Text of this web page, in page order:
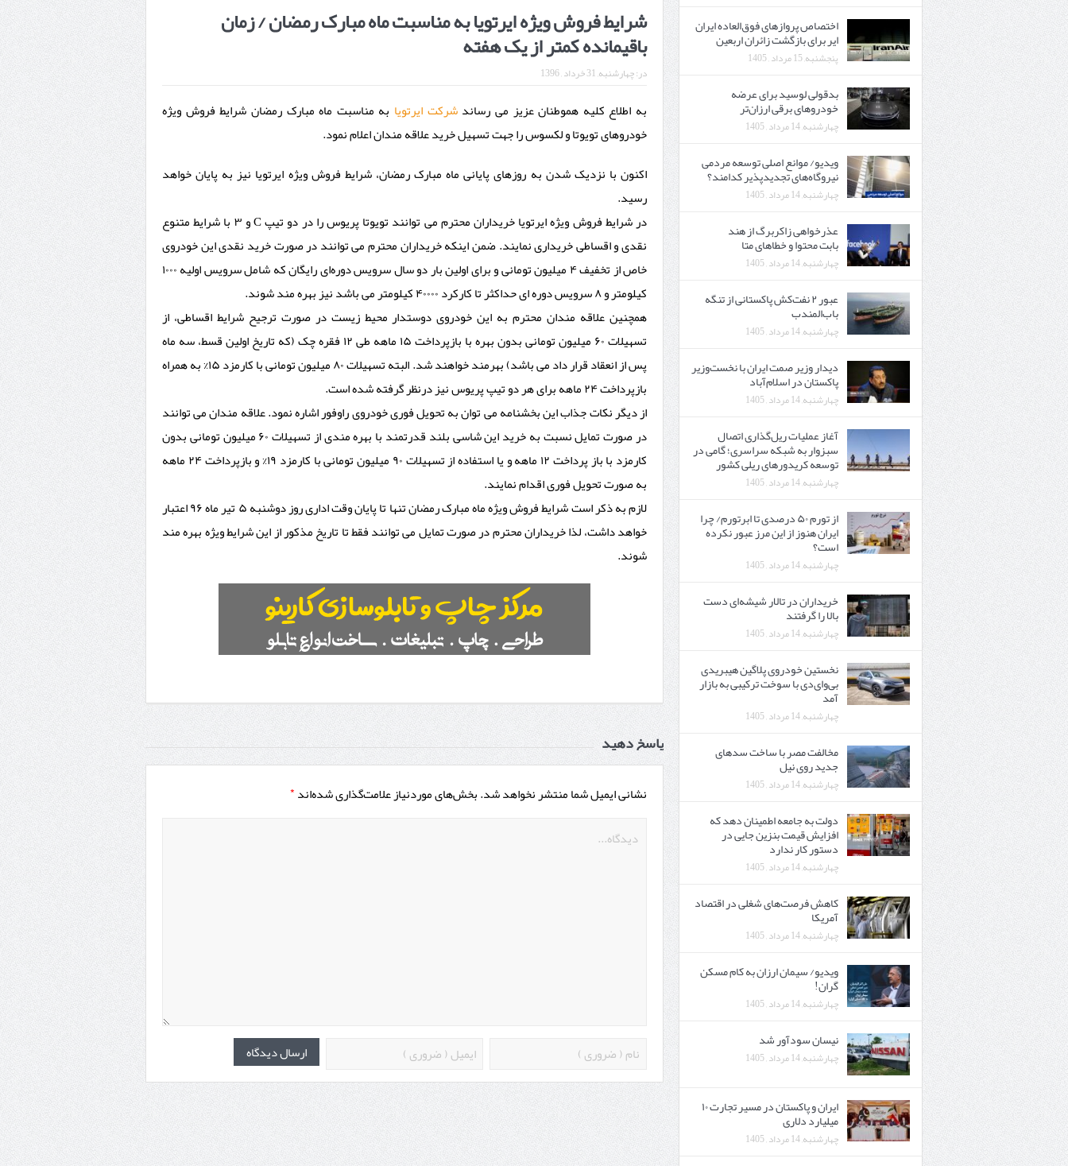
شرایط فروش ویژه ایرتویا به مناسبت ماه مبارک رمضان / زمان
باقیمانده کمتر از یک هفته
در:چهارشنبه, 31 خرداد , 1396
به اطلاع کلیه هموطنان عزیز می رساندشرکت ایرتویا به مناسبت ماه مبارک رمضان شرایط فروش ویژه
خودروهای تویوتا و لکسوس را جهت تسهیل خرید علاقه مندان اعلام نمود.
اکنون با نزدیک شدن به روزهای پایانی ماه مبارک رمضان، شرایط فروش ویژه ایرتویا نیز به پایان خواهد
رسید.
در شرایط فروش ویژه ایرتویا خریداران محترم می توانند تویوتا پریوس را در دو تیپ C و ۳ با شرایط متنوع
نقدی و اقساطی خریداری نمایند. ضمن اینکه خریداران محترم می توانند در صورت خرید نقدی این خودروی
خاص از تخفیف ۴ میلیون تومانی و برای اولین بار دو سال سرویس دوره‌ای رایگان که شامل سرویس اولیه ۱۰۰۰
کیلومتر و ۸ سرویس دوره ای حداکثر تا کارکرد ۴۰۰۰۰ کیلومتر می باشد نیز بهره مند شوند.
همچنین علاقه مندان محترم به این خودروی دوستدار محیط زیست در صورت ترجیح شرایط اقساطی، از
تسهیلات ۶۰ میلیون تومانی بدون بهره با بازپرداخت ۱۵ ماهه طی ۱۲ فقره چک (که تاریخ اولین قسط، سه ماه
پس از انعقاد قرار داد می باشد) بهرمند خواهند شد. البته تسهیلات ۸۰ میلیون تومانی با کارمزد ۱۵% به همراه
بازپرداخت ۲۴ ماهه برای هر دو تیپ پریوس نیز درنظر گرفته شده است.
از دیگر نکات جذاب این بخشنامه می توان به تحویل فوری خودروی راوفور اشاره نمود. علاقه مندان می توانند
در صورت تمایل نسبت به خرید این شاسی بلند قدرتمند با بهره مندی از تسهیلات ۶۰ میلیون تومانی بدون
کارمزد با باز پرداخت ۱۲ ماهه و یا استفاده از تسهیلات ۹۰ میلیون تومانی با کارمزد ۱۹% و بازپرداخت ۲۴ ماهه
به صورت تحویل فوری اقدام نمایند.
لازم به ذکر است شرایط فروش ویژه ماه مبارک رمضان تنها تا پایان وقت اداری روز دوشنبه ۵ تیر ماه ۹۶ اعتبار
خواهد داشت، لذا خریداران محترم در صورت تمایل می توانند فقط تا تاریخ مذکور از این شرایط ویژه بهره مند
شوند.
پاسخ دهید
نشانی ایمیل شما منتشر نخواهد شد.بخش‌های موردنیاز علامت‌گذاری شده‌اند *
اختصاص پروازهای فوق‌العاده ایران
ایر برای بازگشت زائران اربعین
پنجشنبه, 15 مرداد , 1405
بدقولی لوسید برای عرضه
خودروهای برقی ارزان‌تر
چهارشنبه, 14 مرداد , 1405
ویدیو/ موانع اصلی توسعه مردمی
نیروگاه‌های تجدیدپذیر کدامند؟
چهارشنبه, 14 مرداد , 1405
عذرخواهی زاکربرگ از هند
بابت محتوا و خطاهای متا
چهارشنبه, 14 مرداد , 1405
عبور ۲ نفت‌کش پاکستانی از تنگه
باب‌المندب
چهارشنبه, 14 مرداد , 1405
دیدار وزیر صمت ایران با نخست‌وزیر
پاکستان در اسلام‌آباد
چهارشنبه, 14 مرداد , 1405
آغاز عملیات ریل‌گذاری اتصال
سبزوار به شبکه سراسری؛ گامی در
توسعه کریدورهای ریلی کشور
چهارشنبه, 14 مرداد , 1405
از تورم ۵۰ درصدی تا ابرتورم/ چرا
ایران هنوز از این مرز عبور نکرده
است؟
چهارشنبه, 14 مرداد , 1405
خریداران در تالار شیشه‌ای دست
بالا را گرفتند
چهارشنبه, 14 مرداد , 1405
نخستین خودروی پلاگین هیبریدی
بی‌وای‌دی با سوخت ترکیبی به بازار
آمد
چهارشنبه, 14 مرداد , 1405
مخالفت مصر با ساخت سدهای
جدید روی نیل
چهارشنبه, 14 مرداد , 1405
دولت به جامعه اطمینان دهد که
افزایش قیمت بنزین جایی در
دستور کار ندارد
چهارشنبه, 14 مرداد , 1405
کاهش فرصت‌های شغلی در اقتصاد
آمریکا
چهارشنبه, 14 مرداد , 1405
ویدیو/ سیمان ارزان به کام مسکن
گران!
چهارشنبه, 14 مرداد , 1405
نیسان سودآور شد
چهارشنبه, 14 مرداد , 1405
ایران و پاکستان در مسیر تجارت ۱۰
میلیارد دلاری
چهارشنبه, 14 مرداد , 1405